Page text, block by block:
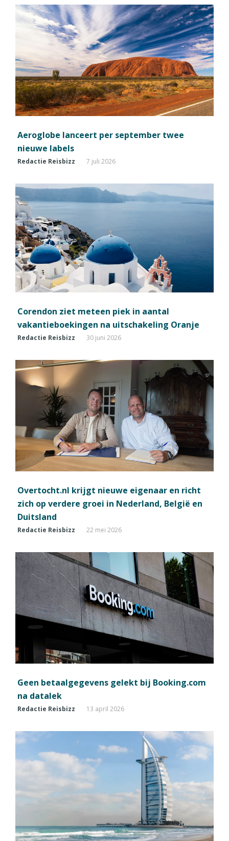
Aeroglobe lanceert per september twee
nieuwe labels
Redactie Reisbizz 7 juli 2026
Corendon ziet meteen piek in aantal
vakantieboekingen na uitschakeling Oranje
Redactie Reisbizz 30 juni 2026
Overtocht.nl krijgt nieuwe eigenaar en richt
zich op verdere groei in Nederland, België en
Duitsland
Redactie Reisbizz 22 mei 2026
Geen betaalgegevens gelekt bij Booking.com
na datalek
Redactie Reisbizz 13 april 2026